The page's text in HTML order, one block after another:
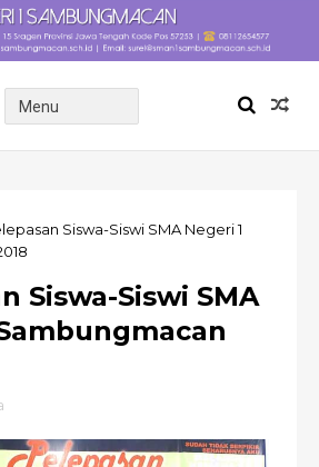
Siswa-Siswi SMA Negeri 1
Siswa-Siswi SMA